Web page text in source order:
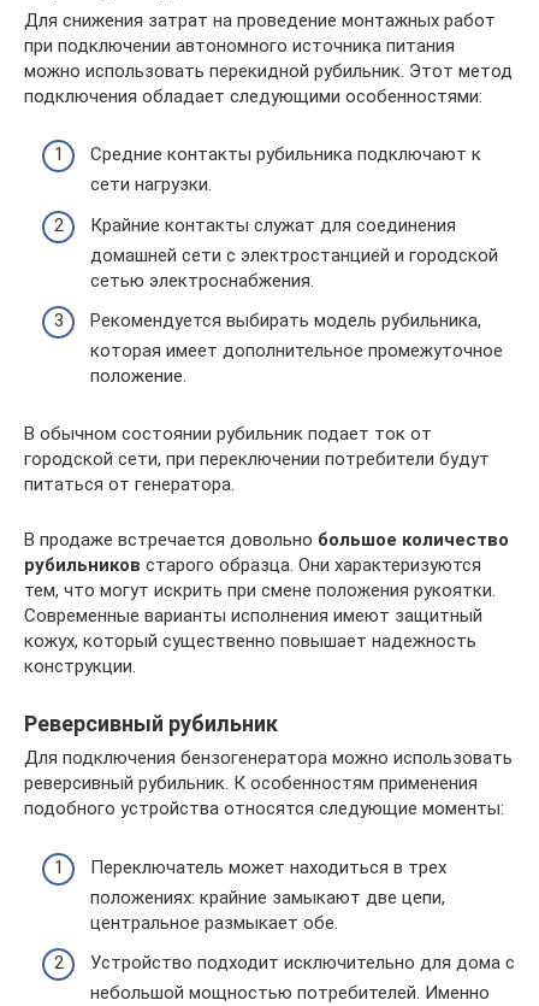
Для снижения затрат на проведение монтажных работ
при подключении автономного источника питания
можно использовать перекидной рубильник. Этот метод
подключения обладает следующими особенностями:
Средние контакты рубильника подключают к
сети нагрузки.
Крайние контакты служат для соединения
домашней сети с электростанцией и городской
сетью электроснабжения.
Рекомендуется выбирать модель рубильника,
которая имеет дополнительное промежуточное
положение.
В обычном состоянии рубильник подает ток от
городской сети, при переключении потребители будут
питаться от генератора.
В продаже встречается довольно большое количество
рубильников старого образца. Они характеризуются
тем, что могут искрить при смене положения рукоятки.
Современные варианты исполнения имеют защитный
кожух, который существенно повышает надежность
конструкции.
Реверсивный рубильник
Для подключения бензогенератора можно использовать
реверсивный рубильник. К особенностям применения
подобного устройства относятся следующие моменты:
Переключатель может находиться в трех
положениях: крайние замыкают две цепи,
центральное размыкает обе.
Устройство подходит исключительно для дома с
небольшой мощностью потребителей. Именно